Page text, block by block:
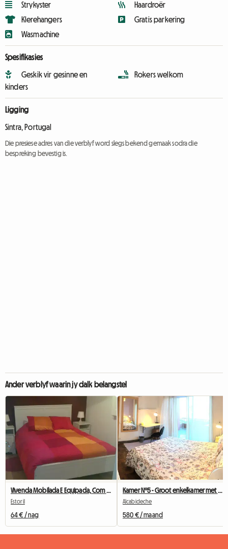
Strykyster
Klerehangers
Wasmachine
Haardroër
Gratis parkering
Spesifikasies
Geskik vir gesinne en
kinders
Rokers welkom
Ligging
Sintra, Portugal
Die presiese adres van die verblyf word slegs bekend gemaak sodra die
bespreking bevestig is.
Ander verblyf waarin jy dalk belangstel
Estoril
64 € / nag
Alcabideche
580 € / maand